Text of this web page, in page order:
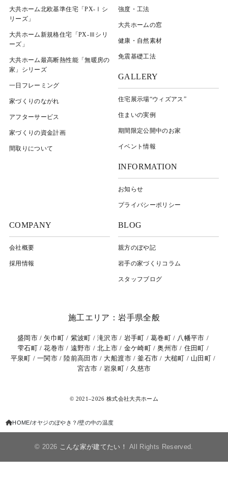
大共ホーム北欧基準住宅「PX-Ⅰシ
リーズ」
大共ホーム新規格住宅「PX-Ⅲシリ
ーズ」
大共ホーム最高断熱性能「無暖房の
家」シリーズ
一日フレーミング
家づくりのながれ
アフターサービス
家づくりの資金計画
間取りについて
強度・工法
大共ホームの窓
健康・自然素材
免震基礎工法
GALLERY
住宅展示場“ウィズアス”
住まいの実例
期間限定公開中のお家
イベント情報
INFORMATION
お知らせ
プライバシーポリシー
COMPANY
会社概要
採用情報
BLOG
親方のぼや記
岩⼿の家づくりコラム
スタッフブログ
施工エリア：岩手県全般
盛岡市 矢巾町 紫波町 滝沢市 岩手町 葛巻町
八幡平市
雫石町
花巻市 遠野市 北上市 金ケ崎町 奥州市
住田町
平泉町
一関市 陸前高田市 大船渡市 釜石市 大槌町
山田町
宮古市
岩泉町 久慈市
© 2021–2026 株式会社大共ホーム
HOME オヤジのぼやき？ 壁の中の温度
© 2026 こんな家が建てたい！ All Rights Reserved.